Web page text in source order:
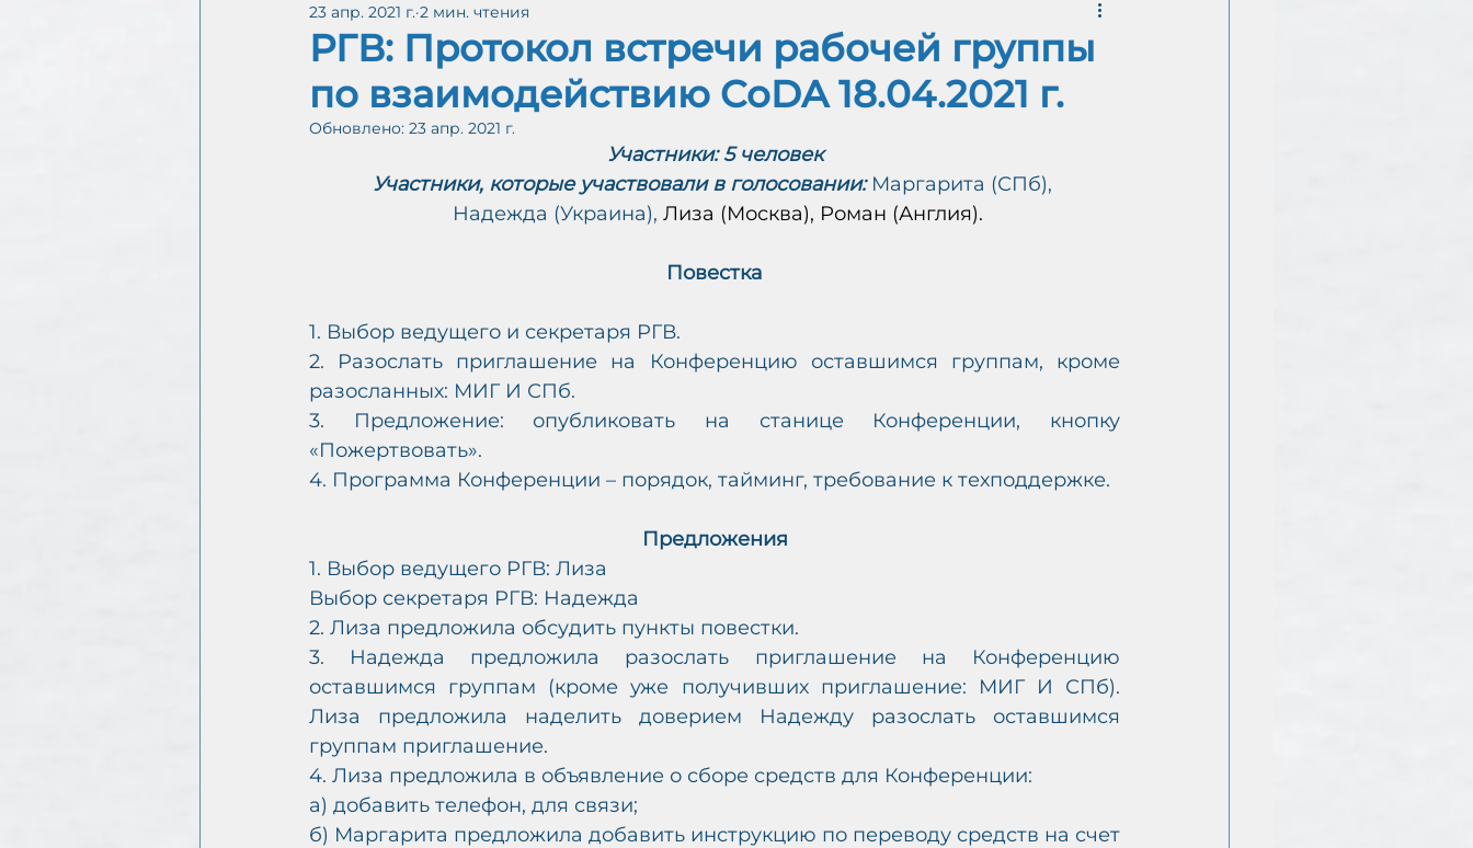
А
ЖЕНИЕ
С
АМ
Интергруппа CoDA онлайн (Протоколы)
РГВ: Протокол встречи рабочей группы
по взаимодействию CoDA 18.04.2021 г.
23 апр. 2021 г. 2 мин. чтения
Обновлено: 23 апр. 2021 г.
Участники: 5 человек
Участники, которые участвовали в голосовании: Маргарита (СПб),
Надежда (Украина), Лиза (Москва), Роман (Англия).
Повестка
1. Выбор ведущего и секретаря РГВ.
2. Разослать приглашение на Конференцию оставшимся группам, кроме
разосланных: МИГ И СПб.
3. Предложение: опубликовать на станице Конференции, кнопку
«Пожертвовать».
4. Программа Конференции – порядок, тайминг, требование к техподдержке.
Предложения
1. Выбор ведущего РГВ: Лиза
Выбор секретаря РГВ: Надежда
2. Лиза предложила обсудить пункты повестки.
3. Надежда предложила разослать приглашение на Конференцию
оставшимся группам (кроме уже получивших приглашение: МИГ И СПб).
Лиза предложила наделить доверием Надежду разослать оставшимся
группам приглашение.
4. Лиза предложила в объявление о сборе средств для Конференции:
а) добавить телефон, для связи;
б) Маргарита предложила добавить инструкцию по переводу средств на счет